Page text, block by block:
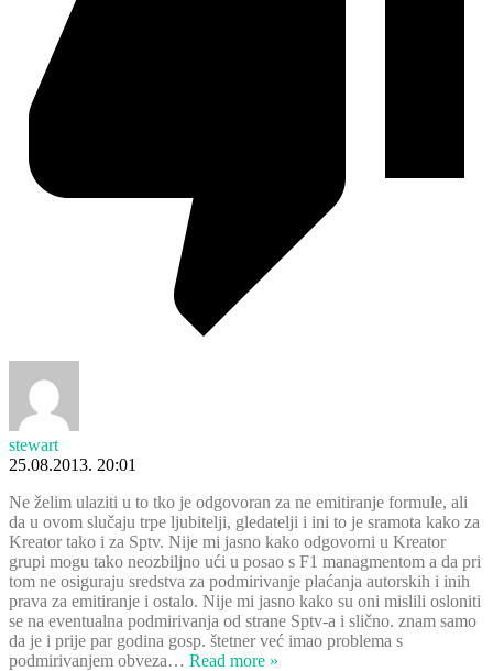
stewart
25.08.2013. 20:01
Ne želim ulaziti u to tko je odgovoran za ne emitiranje formule, ali
da u ovom slučaju trpe ljubitelji, gledatelji i ini to je sramota kako za
Kreator tako i za Sptv. Nije mi jasno kako odgovorni u Kreator
grupi mogu tako neozbiljno ući u posao s F1 managmentom a da pri
tom ne osiguraju sredstva za podmirivanje plaćanja autorskih i inih
prava za emitiranje i ostalo. Nije mi jasno kako su oni mislili osloniti
se na eventualna podmirivanja od strane Sptv-a i slično. znam samo
da je i prije par godina gosp. štetner već imao problema s
podmirivanjem obveza… Read more »